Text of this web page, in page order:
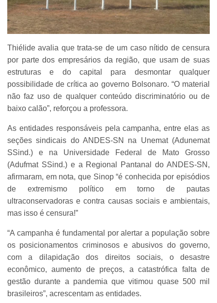
Thiélide avalia que trata-se de um caso nítido de censura
por parte dos empresários da região, que usam de suas
estruturas e do capital para desmontar qualquer
possibilidade de crítica ao governo Bolsonaro. “O material
não faz uso de qualquer conteúdo discriminatório ou de
baixo calão”, reforçou a professora.
As entidades responsáveis pela campanha, entre elas as
seções sindicais do ANDES-SN na Unemat (Adunemat
SSind.) e na Universidade Federal de Mato Grosso
(Adufmat SSind.) e a Regional Pantanal do ANDES-SN,
afirmaram, em nota, que Sinop “é conhecida por episódios
de extremismo político em torno de pautas
ultraconservadoras e contra causas sociais e ambientais,
mas isso é censura!”
“A campanha é fundamental por alertar a população sobre
os posicionamentos criminosos e abusivos do governo,
com a dilapidação dos direitos sociais, o desastre
econômico, aumento de preços, a catastrófica falta de
gestão durante a pandemia que vitimou quase 500 mil
brasileiros”, acrescentam as entidades.